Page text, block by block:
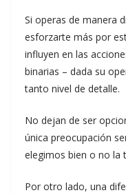
Si operas de manera
esforzarte más por
influyen en las
binarias – dada su
tanto nivel de detalle.
No dejan de ser
única preocupación
elegimos bien o no la
Por otro lado, una